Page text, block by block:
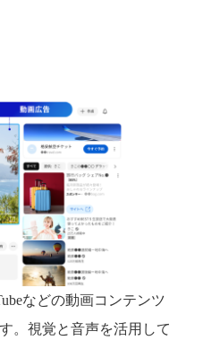
などの動画コンテンツ
。視覚と音声を活用して